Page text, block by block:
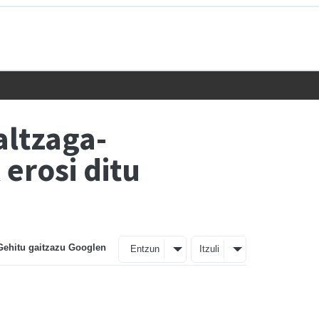
ditu
gaitzazu Googlen Entzun Itzuli